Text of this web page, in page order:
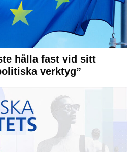
hålla fast vid sitt
verktyg”